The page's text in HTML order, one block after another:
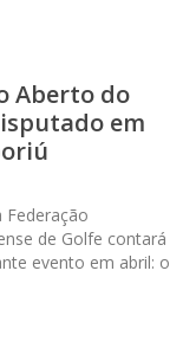
Aberto do
em
Federação
de Golfe contará
evento em abril: o